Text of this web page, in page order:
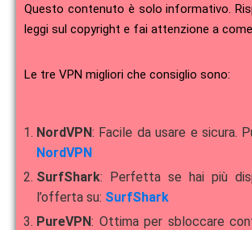
Questo contenuto è solo informativo.
leggi sul copyright e fai attenzione a
Le tre VPN migliori che consiglio sono:
NordVPN: Facile da usare e sicura.
NordVPN
SurfShark: Perfetta se hai più
l’offerta su: SurfShark
PureVPN: Ottima per sbloccare